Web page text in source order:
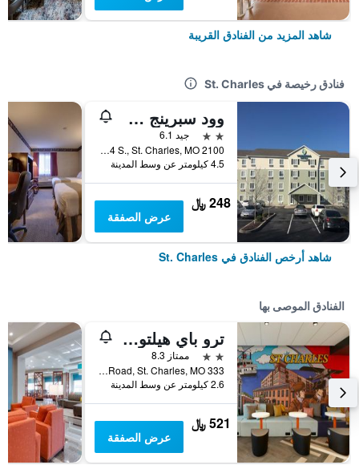
شاهد المزيد من الفنادق القريبة
فنادق رخيصة في St. Charles
وود سبرينج سويتس سانت لويس سانت تشارلز
2 نجمتين
جيد 6.1
2100 Old Hwy 94 S., St. Charles, MO, الولايات المتحدة الأميريكية
4.5 كيلومتر عن وسط المدينة
248 ﷼
عرض الصفقة
شاهد أرخص الفنادق في St. Charles
الفنادق الموصى بها
ترو باي هيلتون سانت تشارلز سانت لويس، ميزوري
2 نجمتين
ممتاز 8.3
333 Camelback Road, St. Charles, MO, الولايات المتحدة الأميريكية
2.6 كيلومتر عن وسط المدينة
521 ﷼
عرض الصفقة